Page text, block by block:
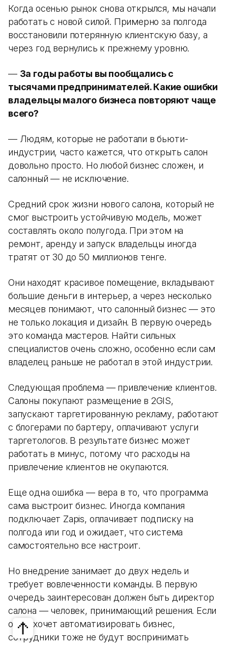
Когда осенью рынок снова открылся, мы начали
работать с новой силой. Примерно за полгода
восстановили потерянную клиентскую базу, а
через год вернулись к прежнему уровню.
— За годы работы вы пообщались с
тысячами предпринимателей. Какие ошибки
владельцы малого бизнеса повторяют чаще
всего?
— Людям, которые не работали в бьюти-
индустрии, часто кажется, что открыть салон
довольно просто. Но любой бизнес сложен, и
салонный — не исключение.
Средний срок жизни нового салона, который не
смог выстроить устойчивую модель, может
составлять около полугода. При этом на
ремонт, аренду и запуск владельцы иногда
тратят от 30 до 50 миллионов тенге.
Они находят красивое помещение, вкладывают
большие деньги в интерьер, а через несколько
месяцев понимают, что салонный бизнес — это
не только локация и дизайн. В первую очередь
это команда мастеров. Найти сильных
специалистов очень сложно, особенно если сам
владелец раньше не работал в этой индустрии.
Следующая проблема — привлечение клиентов.
Салоны покупают размещение в 2GIS,
запускают таргетированную рекламу, работают
с блогерами по бартеру, оплачивают услуги
таргетологов. В результате бизнес может
работать в минус, потому что расходы на
привлечение клиентов не окупаются.
Еще одна ошибка — вера в то, что программа
сама выстроит бизнес. Иногда компания
подключает Zapis, оплачивает подписку на
полгода или год и ожидает, что система
самостоятельно все настроит.
Но внедрение занимает до двух недель и
требует вовлеченности команды. В первую
очередь заинтересован должен быть директор
салона — человек, принимающий решения. Если
он не хочет автоматизировать бизнес,
сотрудники тоже не будут воспринимать